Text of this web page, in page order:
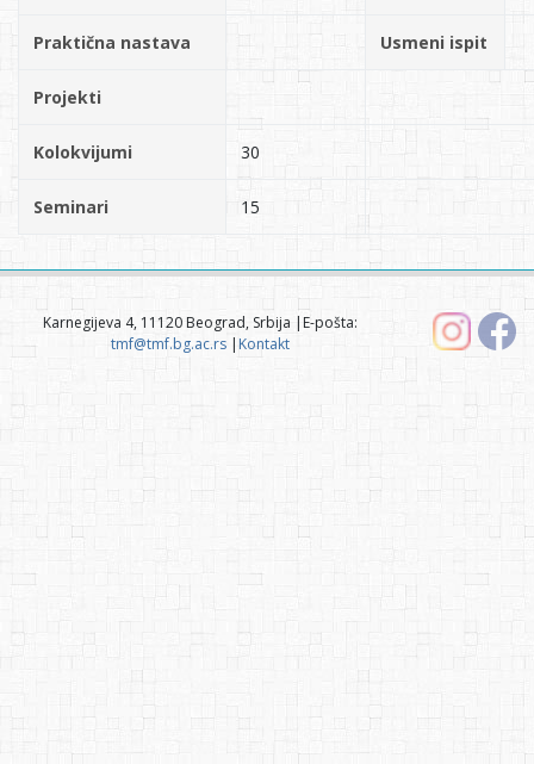
Praktična nastava Usmeni ispit
Projekti
Kolokvijumi 30
Seminari 15
Karnegijeva 4, 11120 Beograd, Srbija |E-pošta:
tmf@tmf.bg.ac.rs|Kontakt